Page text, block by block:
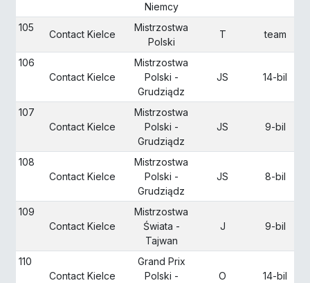
Niemcy
105
Contact Kielce
Mistrzostwa
Polski
T team
106
Contact Kielce
Mistrzostwa
Polski -
Grudziądz
JS 14-bil
107
Contact Kielce
Mistrzostwa
Polski -
Grudziądz
JS 9-bil
108
Contact Kielce
Mistrzostwa
Polski -
Grudziądz
JS 8-bil
109
Contact Kielce
Mistrzostwa
Świata -
Tajwan
J 9-bil
110
Contact Kielce
Grand Prix
Polski -
O 14-bil